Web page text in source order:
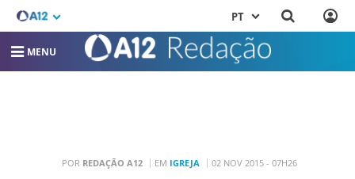
PT
MENU
POR REDAÇÃO A12 EM IGREJA 02 NOV 2015 - 07H26